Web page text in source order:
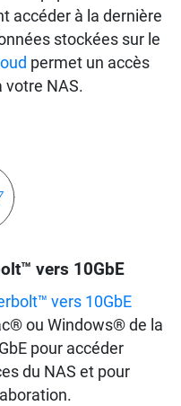
accéder à la dernière
stockées sur le
permet un accès
votre NAS.
vers 10GbE
vers 10GbE
ou Windows® de la
pour accéder
du NAS et pour